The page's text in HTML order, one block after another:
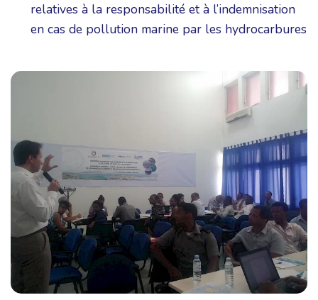
relatives à la responsabilité et à l’indemnisation
en cas de pollution marine par les hydrocarbures